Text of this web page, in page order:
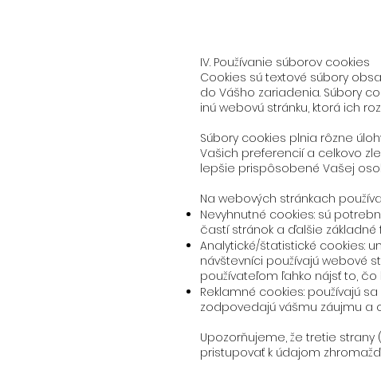
IV. Používanie súborov cookies
Cookies sú textové súbory
do Vášho zariadenia. Súbory
inú webovú stránku, ktorá ich
Súbory cookies plnia rôzne
Vašich preferencií a celkovo
lepšie prispôsobené Vašej
Na webových stránkach
Nevyhnutné cookies: sú
častí stránok a ďalšie základné
Analytické/štatistické cookies:
návštevníci používajú webové
používateľom ľahko nájsť to,
Reklamné cookies: používajú
zodpovedajú vášmu záujmu a
Upozorňujeme, že tretie
pristupovať k údajom